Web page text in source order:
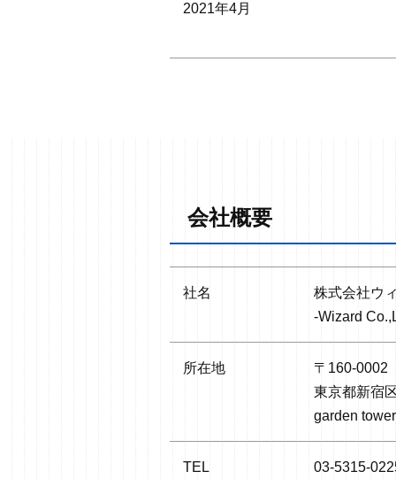
2021年4月
会社概要
社名
株式会社ウ
-Wizard
所在地
〒160-0002
東京都新宿
garden
TEL 03-5315-